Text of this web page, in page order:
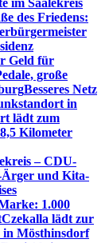
im Saalekreis
des Friedens:
Geld für
große
Besseres Netz
in
lädt zum
Kilometer
– CDU-
und Kita-
1.000
Czekalla lädt zur
in Mösthinsdorf